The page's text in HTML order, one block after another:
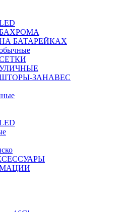
БАХРОМА
НА БАТАРЕЙКАХ
СЕТКИ
УЛИЧНЫЕ
ШТОРЫ-ЗАНАВЕС